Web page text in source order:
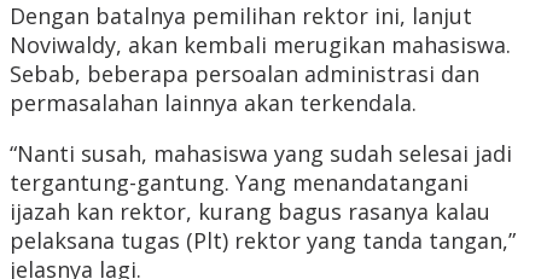
Dengan batalnya pemilihan rektor ini, lanjut
Noviwaldy, akan kembali merugikan mahasiswa.
Sebab, beberapa persoalan administrasi dan
permasalahan lainnya akan terkendala.
“Nanti susah, mahasiswa yang sudah selesai jadi
tergantung-gantung. Yang menandatangani
ijazah kan rektor, kurang bagus rasanya kalau
pelaksana tugas (Plt) rektor yang tanda tangan,”
jelasnya lagi.